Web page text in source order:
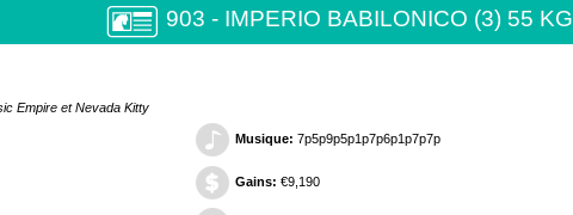
903 - IMPERIO BABILONICO (3) 55 KG
Empire et Nevada Kitty
Musique: 7p5p9p5p1p7p6p1p7p7p
Gains: €9,190